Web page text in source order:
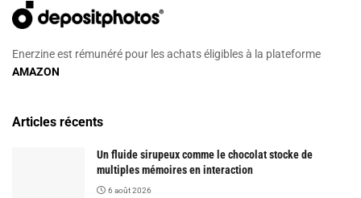
Enerzine est rémunéré pour les achats éligibles à la plateforme
AMAZON
Articles récents
Un fluide sirupeux comme le chocolat stocke de
multiples mémoires en interaction
6 août 2026